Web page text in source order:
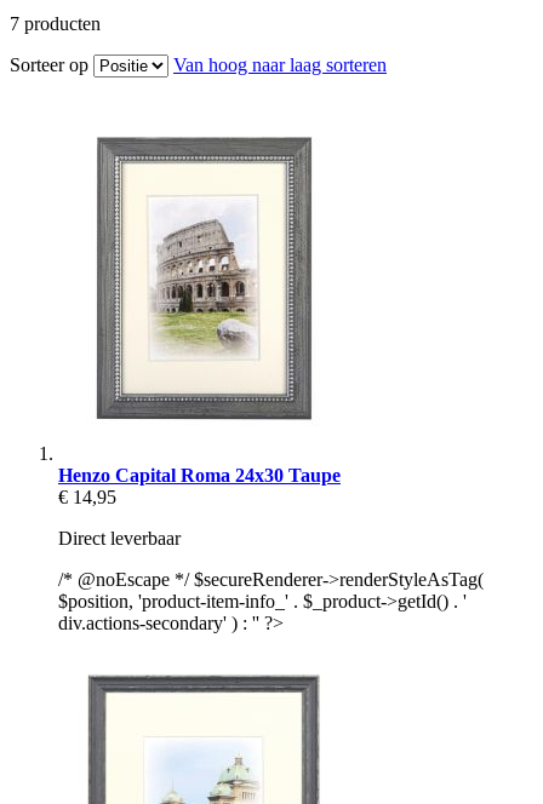
7 producten
Sorteer op
Van hoog naar laag sorteren
Henzo Capital Roma 24x30 Taupe
€ 14,95
Direct leverbaar
/* @noEscape */ $secureRenderer->renderStyleAsTag(
$position, 'product-item-info_' . $_product->getId() . '
div.actions-secondary' ) : '' ?>